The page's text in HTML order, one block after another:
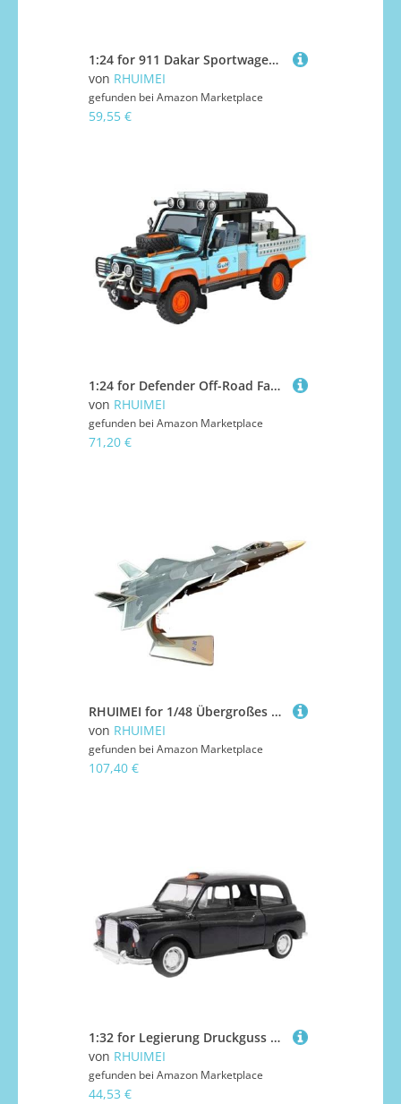
1:24 for 911 Dakar Sportwagen Legierung Druckguss Modell Ornamente Sammlung(Blue)
von RHUIMEI
gefunden bei Amazon Marketplace
59,55 €
1:24 for Defender Off-Road Fahrzeug Legierung Modell Ornamente Sammlung(Blue)
von RHUIMEI
gefunden bei Amazon Marketplace
71,20 €
RHUIMEI for 1/48 Übergroßes Legierungsflugzeugmodell J-20 Fighter Metallmodell Fertige Sammlungsornamente Exquisite
von RHUIMEI
gefunden bei Amazon Marketplace
107,40 €
1:32 for Legierung Druckguss Vintage London Taxi Modell Sammeln Ornamente
von RHUIMEI
gefunden bei Amazon Marketplace
44,53 €